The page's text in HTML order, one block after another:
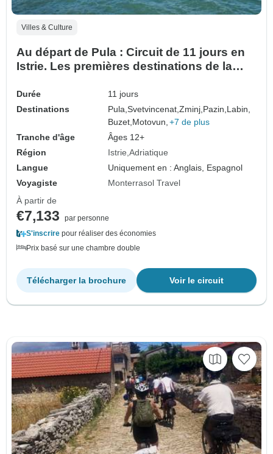
Villes & Culture
Au départ de Pula : Circuit de 11 jours en
Istrie. Les premières destinations de la
Groznjan et plus encore ! Sites de
l'UNESCO et anciennes villes fortifiées. La
nature, l'histoire et l'architecture vénitie…
Durée
11 jours
Destinations
Pula,Svetvincenat,Zminj, Pazin, Labin,
Buzet, Motovun, +7 de plus
Tranche d'âge
Âges 12+
Région
Istrie Adriatique
Langue
Uniquement en : Anglais, Espagnol
Voyagiste
Monterrasol Travel
À partir de
€7,133
par personne
S'inscrire pour réaliser des économies
Prix basé sur une chambre double
Voir le circuit
Télécharger la brochure